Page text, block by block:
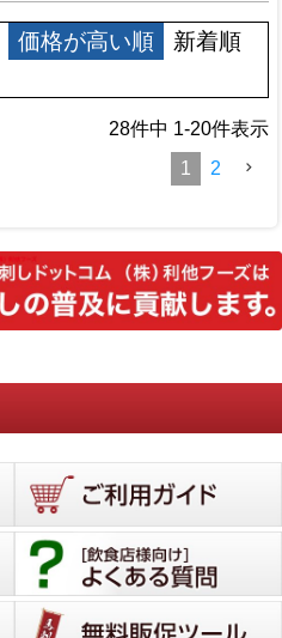
価格が高い順
新着順
28件中 1-20件表示
1
2